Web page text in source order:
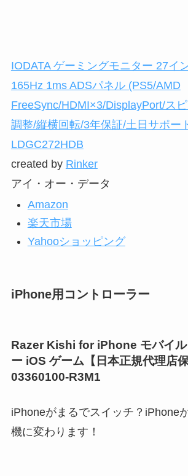
IODATA ゲーミングモニター 27イ
165Hz 1ms ADSパネル (PS5/AMD
FreeSync/HDMI×3/DisplayPort/ス
調整/縦横回転/3年保証/土日サポー
LDGC272HDB
created by Rinker
アイ・オー・データ
Amazon
楽天市場
Yahooショッピング
iPhone用コントローラー
Razer Kishi for iPhone モバイル
ー iOS ゲーム【日本正規代理店
03360100-R3M1
iPhoneがまるでスイッチ？iPhone
機に変わります！